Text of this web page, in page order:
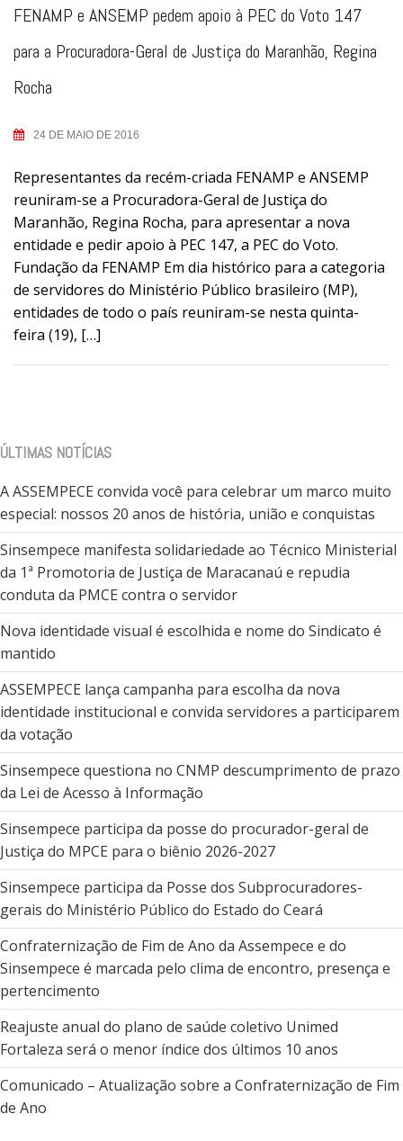
FENAMP e ANSEMP pedem apoio à PEC do Voto 147
para a Procuradora-Geral de Justiça do Maranhão, Regina
Rocha
24 DE MAIO DE 2016
Representantes da recém-criada FENAMP e ANSEMP
reuniram-se a Procuradora-Geral de Justiça do
Maranhão, Regina Rocha, para apresentar a nova
entidade e pedir apoio à PEC 147, a PEC do Voto.
Fundação da FENAMP Em dia histórico para a categoria
de servidores do Ministério Público brasileiro (MP),
entidades de todo o país reuniram-se nesta quinta-
feira (19), […]
ÚLTIMAS NOTÍCIAS
A ASSEMPECE convida você para celebrar um marco muito
especial: nossos 20 anos de história, união e conquistas
Sinsempece manifesta solidariedade ao Técnico Ministerial
da 1ª Promotoria de Justiça de Maracanaú e repudia
conduta da PMCE contra o servidor
Nova identidade visual é escolhida e nome do Sindicato é
mantido
ASSEMPECE lança campanha para escolha da nova
identidade institucional e convida servidores a participarem
da votação
Sinsempece questiona no CNMP descumprimento de prazo
da Lei de Acesso à Informação
Sinsempece participa da posse do procurador-geral de
Justiça do MPCE para o biênio 2026-2027
Sinsempece participa da Posse dos Subprocuradores-
gerais do Ministério Público do Estado do Ceará
Confraternização de Fim de Ano da Assempece e do
Sinsempece é marcada pelo clima de encontro, presença e
pertencimento
Reajuste anual do plano de saúde coletivo Unimed
Fortaleza será o menor índice dos últimos 10 anos
Comunicado – Atualização sobre a Confraternização de Fim
de Ano